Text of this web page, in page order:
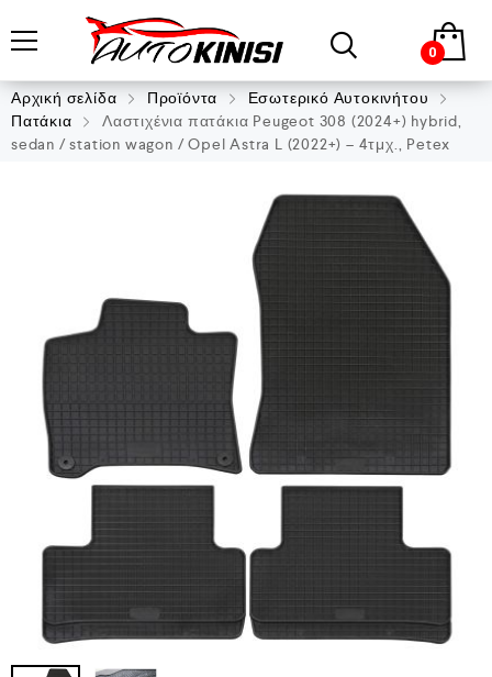
0
Αρχική σελίδα Προϊόντα
Εσωτερικό Αυτοκινήτου
Πατάκια
Λαστιχένια πατάκια Peugeot 308 (2024+) hybrid,
sedan / station wagon / Opel Astra L (2022+) – 4τμχ., Petex